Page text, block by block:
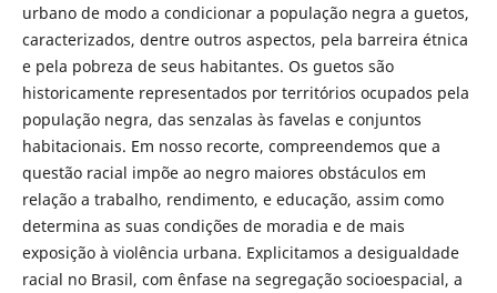
urbano de modo a condicionar a população negra a guetos,
caracterizados, dentre outros aspectos, pela barreira étnica
e pela pobreza de seus habitantes. Os guetos são
historicamente representados por territórios ocupados pela
população negra, das senzalas às favelas e conjuntos
habitacionais. Em nosso recorte, compreendemos que a
questão racial impõe ao negro maiores obstáculos em
relação a trabalho, rendimento, e educação, assim como
determina as suas condições de moradia e de mais
exposição à violência urbana. Explicitamos a desigualdade
racial no Brasil, com ênfase na segregação socioespacial, a